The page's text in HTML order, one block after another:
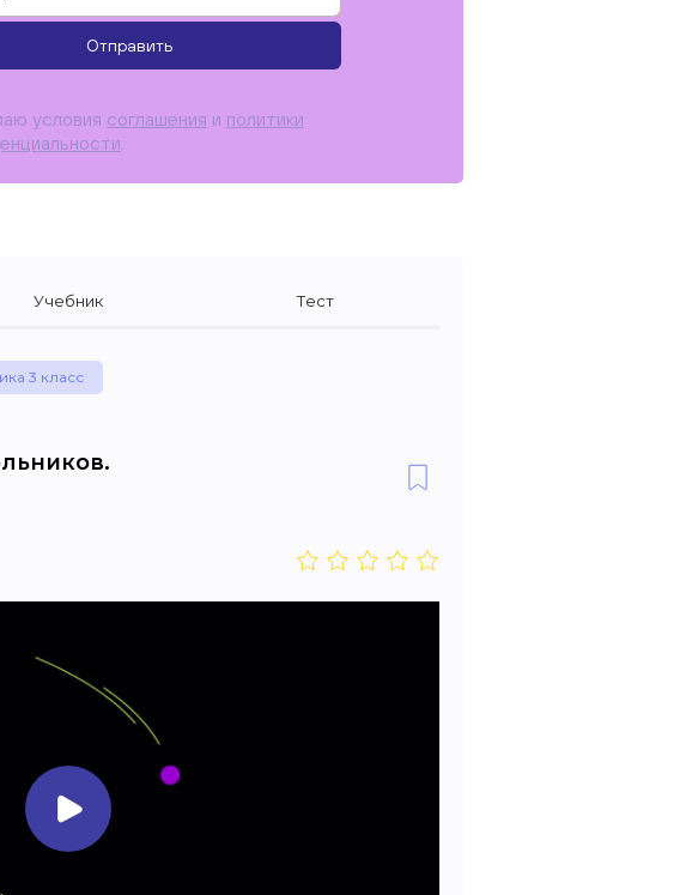
Отправить
условия соглашения и политики
Учебник Тест
3 класс